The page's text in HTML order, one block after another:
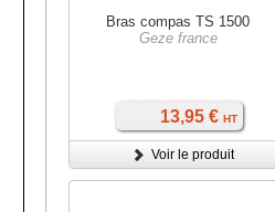
Bras compas TS 1500
Geze france
13,95 € HT
Voir le produit